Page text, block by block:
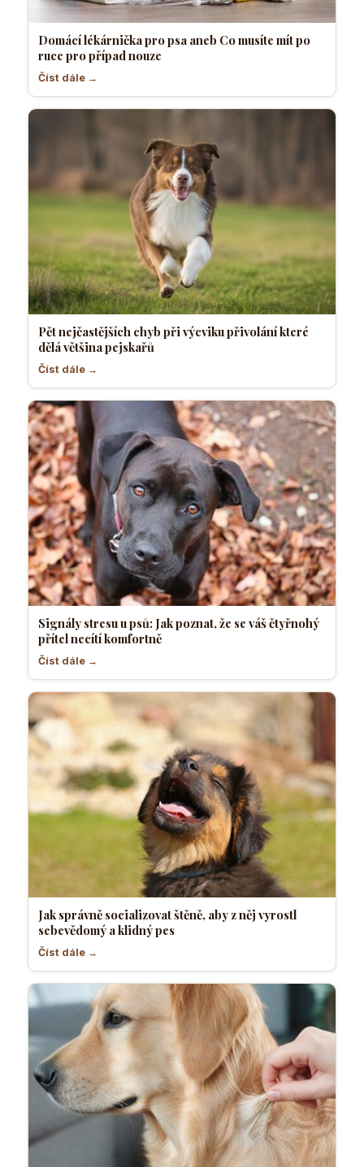
Domácí lékárnička pro psa aneb Co musíte mít po
ruce pro případ nouze
Číst dále →
Pět nejčastějších chyb při výcviku přivolání které
dělá většina pejskařů
Číst dále →
Signály stresu u psů: Jak poznat, že se váš čtyřnohý
přítel necítí komfortně
Číst dále →
Jak správně socializovat štěně, aby z něj vyrostl
sebevědomý a klidný pes
Číst dále →